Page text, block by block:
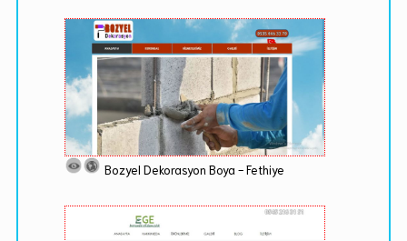
Bozyel Dekorasyon Boya - Fethiye